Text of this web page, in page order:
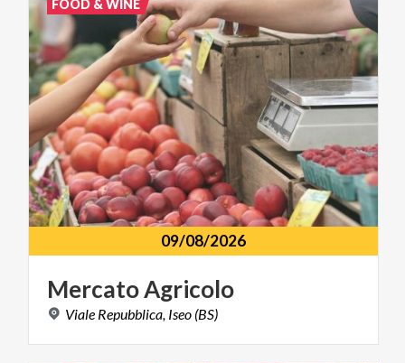
09/08/2026
MercatoAgricolo
Viale Repubblica, Iseo (BS)
FOOD & WINE